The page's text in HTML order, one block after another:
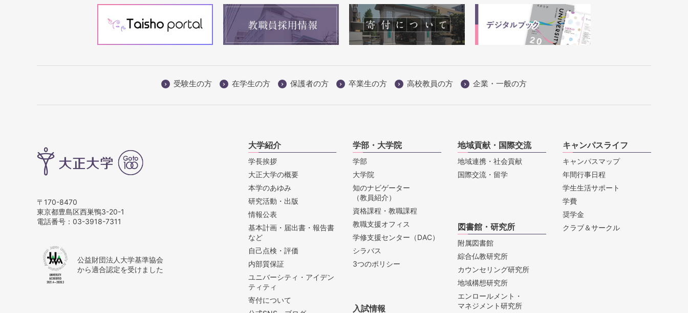
受験生の方 在学生の方 保護者の方 卒業生の方 高校教員の方 企業・一般の方
〒170-8470
東京都豊島区西巣鴨3-20-1
電話番号： 03-3918-7311
公益財団法人大学基準協会
から適合認定を受けました
大学紹介
学長挨拶
大正大学の概要
本学のあゆみ
研究活動・出版
情報公表
基本計画・届出書・報告書
など
自己点検・評価
内部質保証
ユニバーシティ・アイデン
ティティ
寄付について
学部・大学院
学部
大学院
知のナビゲーター
（教員紹介）
資格課程・教職課程
教職支援オフィス
学修支援センター（DAC）
シラバス
3つのポリシー
地域貢献・国際交流
地域連携・社会貢献
国際交流・留学
キャンパスライフ
キャンパスマップ
年間行事日程
学生生活サポート
学費
奨学金
クラブ＆サークル
入試情報
図書館・研究所
附属図書館
綜合仏教研究所
カウンセリング研究所
地域構想研究所
エンロールメント・
マネジメント研究所